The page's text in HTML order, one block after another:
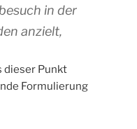
in der
anzielt,
dieser Punkt
Formulierung